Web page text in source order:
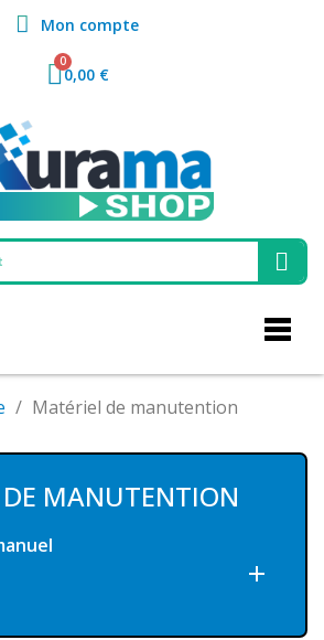
Mon compte
0,00 €
Matériel de manutention
MANUTENTION
